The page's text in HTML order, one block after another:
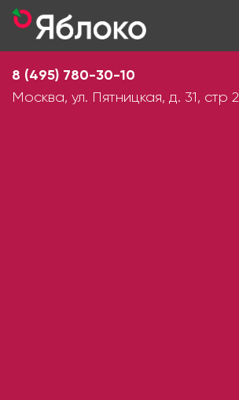
8 (495) 780-30-10
Москва, ул. Пятницкая, д. 31, стр 2